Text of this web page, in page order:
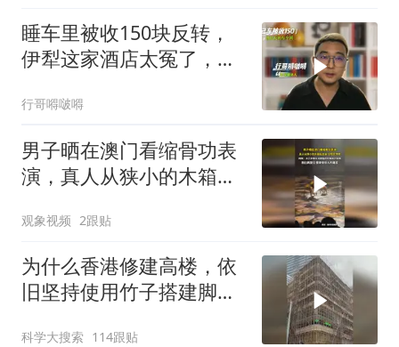
睡车里被收150块反转，
伊犁这家酒店太冤了，重
行哥嘚啵嘚
男子晒在澳门看缩骨功表
演，真人从狭小的木箱钻
友：从几岁骨头没成型的
时候就开始练，要承受非
人的痛苦
观象视频 2跟贴
为什么香港修建高楼，依
旧坚持使用竹子搭建脚手
科学大搜索 114跟贴